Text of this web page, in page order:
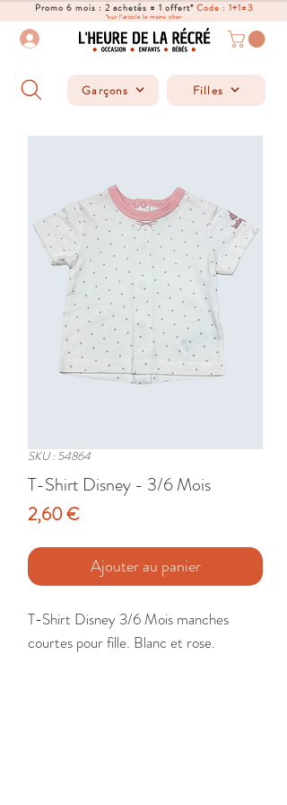
Promo 6 mois : 2 achetés = 1 offert*Code : 1+1=3
*sur l'article le moins cher
Garçons Filles
SKU : 54864
T-Shirt Disney - 3/6 Mois
2,60 €Prix
Ajouter au panier
T-Shirt Disney 3/6 Mois manches
courtes pour fille. Blanc et rose.